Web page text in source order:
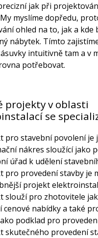
jak při
myslíme dopředu,
ohled na to, jak a kde
nábytek. Tímto
intuitivně tam a v
potřebovat.
projekty v oblasti
se
pro stavební povolení je
nákres sloužící jako
úřad k udělení
pro provedení stavby je
projekt
slouží pro zhotovitele
cenové nabídky a také
podklad pro
skutečného provedení